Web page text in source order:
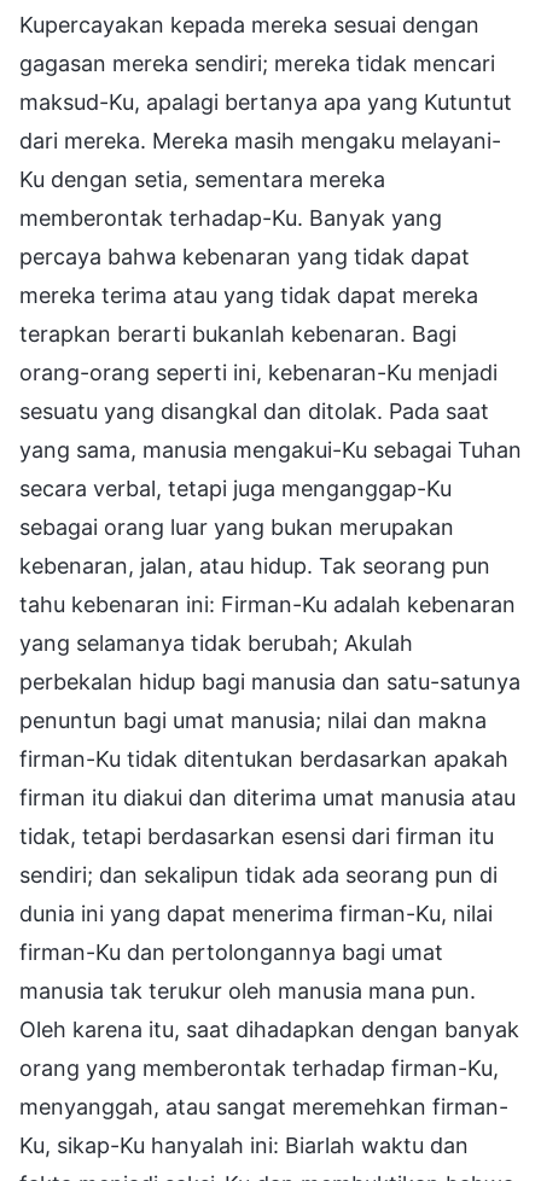
Kupercayakan kepada mereka sesuai dengan
gagasan mereka sendiri; mereka tidak mencari
maksud-Ku, apalagi bertanya apa yang Kutuntut
dari mereka. Mereka masih mengaku melayani-
Ku dengan setia, sementara mereka
memberontak terhadap-Ku. Banyak yang
percaya bahwa kebenaran yang tidak dapat
mereka terima atau yang tidak dapat mereka
terapkan berarti bukanlah kebenaran. Bagi
orang-orang seperti ini, kebenaran-Ku menjadi
sesuatu yang disangkal dan ditolak. Pada saat
yang sama, manusia mengakui-Ku sebagai Tuhan
secara verbal, tetapi juga menganggap-Ku
sebagai orang luar yang bukan merupakan
kebenaran, jalan, atau hidup. Tak seorang pun
tahu kebenaran ini: Firman-Ku adalah kebenaran
yang selamanya tidak berubah; Akulah
perbekalan hidup bagi manusia dan satu-satunya
penuntun bagi umat manusia; nilai dan makna
firman-Ku tidak ditentukan berdasarkan apakah
firman itu diakui dan diterima umat manusia atau
tidak, tetapi berdasarkan esensi dari firman itu
sendiri; dan sekalipun tidak ada seorang pun di
dunia ini yang dapat menerima firman-Ku, nilai
firman-Ku dan pertolongannya bagi umat
manusia tak terukur oleh manusia mana pun.
Oleh karena itu, saat dihadapkan dengan banyak
orang yang memberontak terhadap firman-Ku,
menyanggah, atau sangat meremehkan firman-
Ku, sikap-Ku hanyalah ini: Biarlah waktu dan